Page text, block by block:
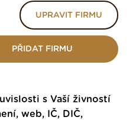
UPRAVIT FIRMU
PŘIDAT FIRMU
s Vaší živností
web, IČ, DIČ,